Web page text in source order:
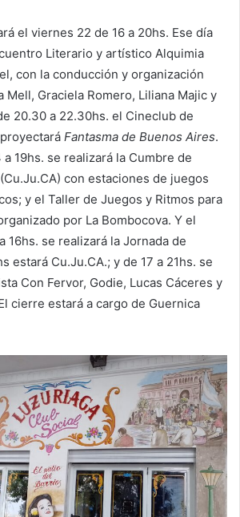
el viernes 22 de 16 a 20hs. Ese día
Literario y artístico Alquimia
con la conducción y organización
Mell, Graciela Romero, Liliana Majic y
20.30 a 22.30hs. el Cineclub de
Fantasma de Buenos Aires.
a 19hs. se realizará la Cumbre de
con estaciones de juegos
y el Taller de Juegos y Ritmos para
por La Bombocova. Y el
16hs. se realizará la Jornada de
estará Cu.Ju.CA.; y de 17 a 21hs. se
Con Fervor, Godie, Lucas Cáceres y
cierre estará a cargo de Guernica